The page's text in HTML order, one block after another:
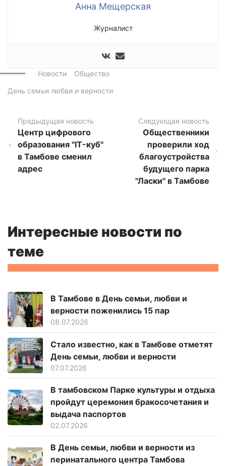
Анна Мещерская
Журналист
Новости
Общество
День семьи любви и верности
Предыдущая новость
Центр цифрового
образования "IT-куб"
в Тамбове сменил
адрес
Следующая новость
Общественники
проверили ход
благоустройства
будущего парка
"Ласки" в Тамбове
Интересные новости по
теме
В Тамбове в День семьи, любви и
верности поженились 15 пар
08.07.2026
Стало известно, как в Тамбове отметят
День семьи, любви и верности
07.07.2026
В тамбовском Парке культуры и отдыха
пройдут церемония бракосочетания и
выдача паспортов
02.07.2026
В День семьи, любви и верности из
перинатального центра Тамбова